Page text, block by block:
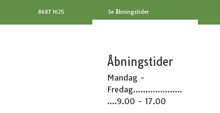
8687 1625 Se åbningstider
Åbningstider
Mandag -
Fredag....................
....9.00 - 17.00